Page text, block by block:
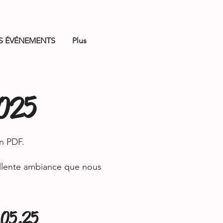
ÉVÉNEMENTS Plus
PDF.
ambiance que nous